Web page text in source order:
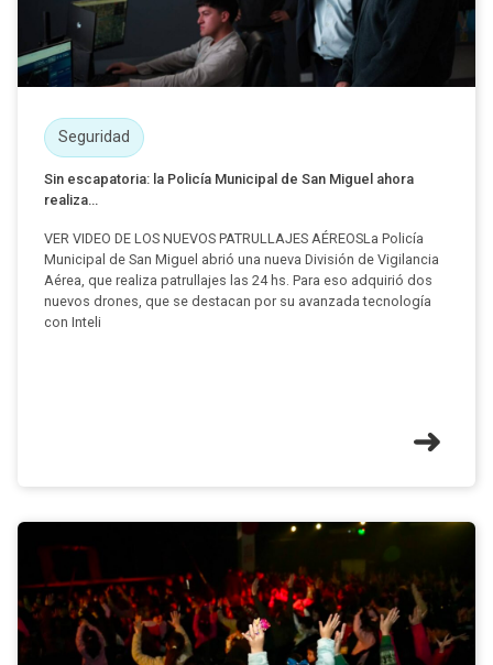
Seguridad
Sin escapatoria: la Policía Municipal de San Miguel ahora
realiza...
VER VIDEO DE LOS NUEVOS PATRULLAJES AÉREOSLa Policía
Municipal de San Miguel abrió una nueva División de Vigilancia
Aérea, que realiza patrullajes las 24 hs. Para eso adquirió dos
nuevos drones, que se destacan por su avanzada tecnología
con Inteli